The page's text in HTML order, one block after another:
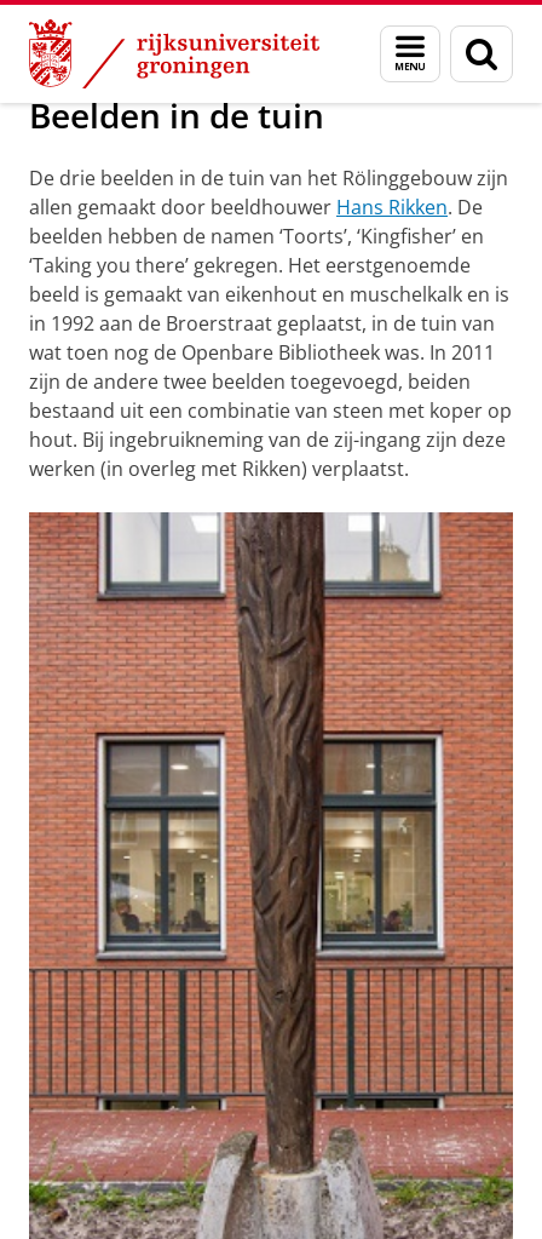
Skip
Content
Skip
Navigation
Menu
en
zoeken
Kunst in en rondom het Rölinggebouw
Beelden in de tuin
De drie beelden in de tuin van het Rölinggebouw zijn
allen gemaakt door beeldhouwer Hans Rikken. De
beelden hebben de namen ‘Toorts’, ‘Kingfisher’ en
‘Taking you there’ gekregen. Het eerstgenoemde
beeld is gemaakt van eikenhout en muschelkalk en is
in 1992 aan de Broerstraat geplaatst, in de tuin van
wat toen nog de Openbare Bibliotheek was. In 2011
zijn de andere twee beelden toegevoegd, beiden
bestaand uit een combinatie van steen met koper op
hout. Bij ingebruikneming van de zij-ingang zijn deze
werken (in overleg met Rikken) verplaatst.